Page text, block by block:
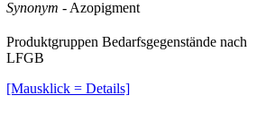
Synonym - Azopigment
Produktgruppen Bedarfsgegenstände nach
LFGB
[Mausklick = Details]